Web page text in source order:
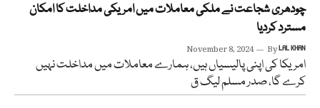
چودھری شجاعت نے ملکی معاملات میں امریکی مداخلت کا امکان
مسترد کردیا
November 8, 2024 ByLAL KHAN
امریکا کی اپنی پالیسیاں ہیں، ہمارے معاملات میں مداخلت نہیں
کرے گا، صدر مسلم لیگ ق